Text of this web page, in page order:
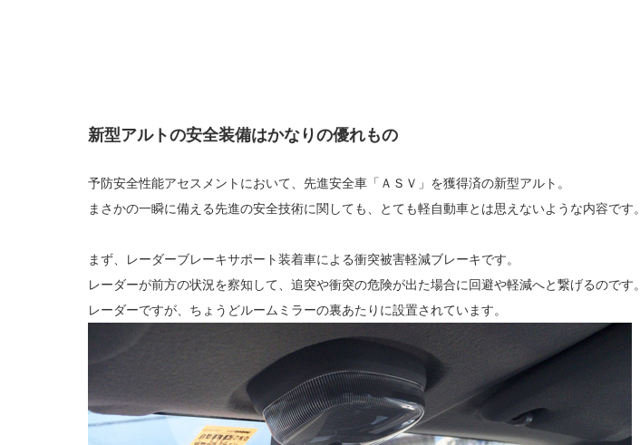
新型アルトの安全装備はかなりの優れもの
予防安全性能アセスメントにおいて、先進安全車「ＡＳＶ」を獲得済の新型アルト。
まさかの一瞬に備える先進の安全技術に関しても、とても軽自動車とは思えないような内容です。
まず、レーダーブレーキサポート装着車による衝突被害軽減ブレーキです。
レーダーが前方の状況を察知して、追突や衝突の危険が出た場合に回避や軽減へと繋げるのです。
レーダーですが、ちょうどルームミラーの裏あたりに設置されています。